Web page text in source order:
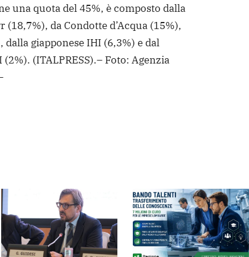
una quota del 45%, è composto dalla
(18,7%), da Condotte d’Acqua (15%),
dalla giapponese IHI (6,3%) e dal
(2%). (ITALPRESS).– Foto: Agenzia